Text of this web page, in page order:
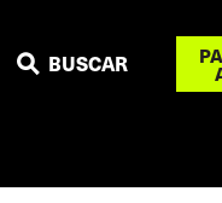
BUSCAR